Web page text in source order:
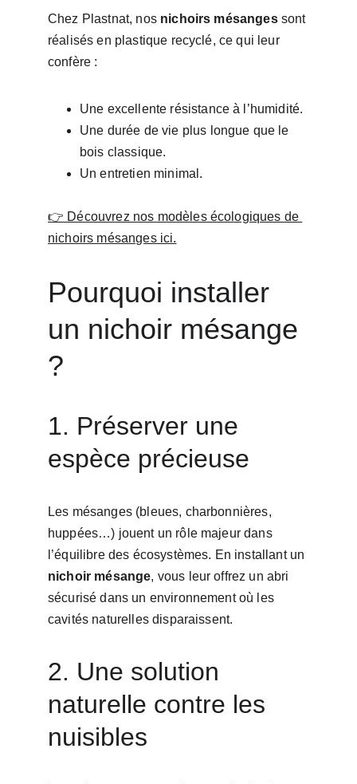
Chez Plastnat, nos nichoirs mésanges sont
réalisés en plastique recyclé, ce qui leur
confère :
Une excellente résistance à l’humidité.
Une durée de vie plus longue que le
bois classique.
Un entretien minimal.
👉 Découvrez nos modèles écologiques de
nichoirs mésanges ici.
Pourquoi installer
un nichoir mésange
?
1. Préserver une
espèce précieuse
Les mésanges (bleues, charbonnières,
huppées…) jouent un rôle majeur dans
l’équilibre des écosystèmes. En installant un
nichoir mésange, vous leur offrez un abri
sécurisé dans un environnement où les
cavités naturelles disparaissent.
2. Une solution
naturelle contre les
nuisibles